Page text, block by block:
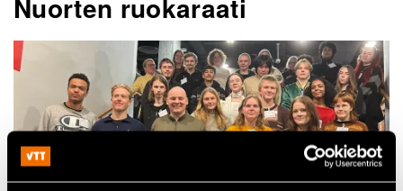
Nuorten ruokaraati